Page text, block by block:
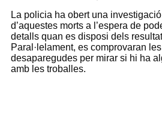
La policia ha obert una
d’aquestes morts a l’espera de
detalls quan es disposi dels
Paral·lelament, es comprovaran
desaparegudes per mirar si hi ha
amb les troballes.